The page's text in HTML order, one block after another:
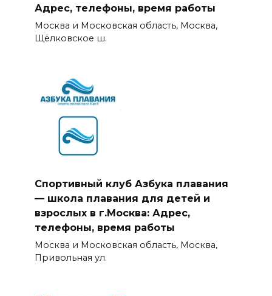
Адрес, телефоны, время работы
Москва и Московская область, Москва,
Щёлковское ш.
Спортивный клуб Азбука плавания
— школа плавания для детей и
взрослых в г.Москва: Адрес,
телефоны, время работы
Москва и Московская область, Москва,
Привольная ул.